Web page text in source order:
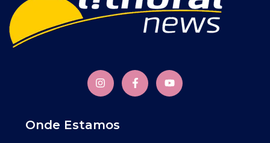
Onde Estamos